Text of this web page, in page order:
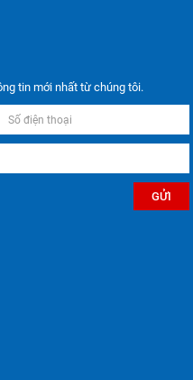
tin mới nhất từ chúng tôi.